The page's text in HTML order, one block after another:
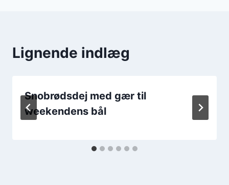
Lignende indlæg
Snobrødsdej med gær til
weekendens bål